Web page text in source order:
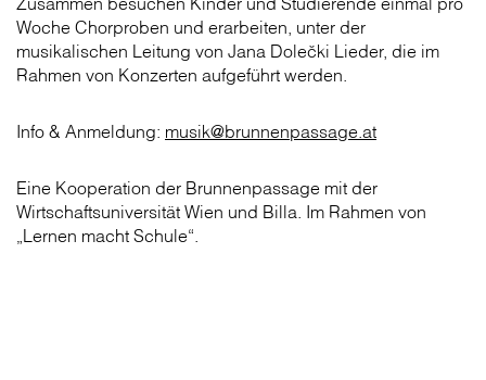
Woche Chorproben und erarbeiten, unter der
musikalischen Leitung von Jana Dolečki Lieder, die im
Rahmen von Konzerten aufgeführt werden.
Info & Anmeldung: musik@brunnenpassage.at
Eine Kooperation der Brunnenpassage mit der
Wirtschafts­universität Wien und Billa. Im Rahmen von
„Lernen macht Schule“.